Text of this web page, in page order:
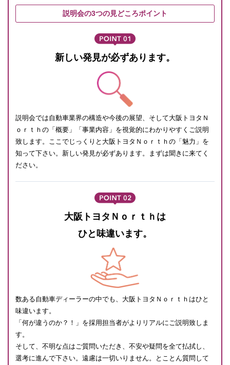
説明会の3つの見どころポイント
新しい発見が必ずあります。
説明会では自動車業界の構造や今後の展望、そして大阪トヨタＮ
ｏｒｔｈの「概要」「事業内容」を視覚的にわかりやすくご説明
致します。ここでじっくりと大阪トヨタＮｏｒｔｈの「魅力」を
知って下さい。新しい発見が必ずあります。まずは聞きに来てく
ださい。
大阪トヨタＮｏｒｔｈは
ひと味違います。
数ある自動車ディーラーの中でも、大阪トヨタＮｏｒｔｈはひと
味違います。
「何が違うのか？！」を採用担当者がよりリアルにご説明致しま
す。
そして、不明な点はご質問いただき、不安や疑問を全て払拭し、
選考に進んで下さい。遠慮は一切いりません。とことん質問して